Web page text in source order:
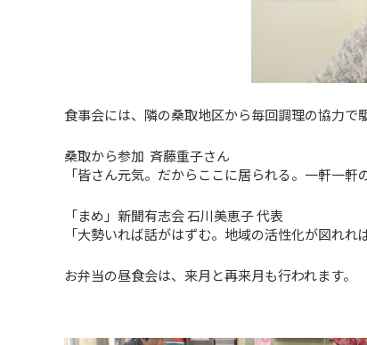
食事会には、隣の桑取地区から毎回調理の協力で
桑取から参加 斉藤重子さん
「皆さん元気。だからここに居られる。一軒一軒
「まめ」新聞有志会 石川美恵子 代表
「大勢いれば話がはずむ。地域の活性化が図れれ
お弁当の昼食会は、来月と再来月も行われます。